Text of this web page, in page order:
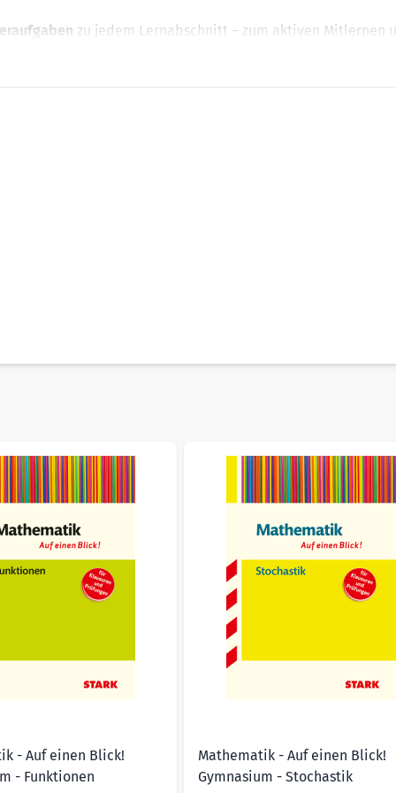
zu jedem Lernabschnitt – zum aktiven Mitlernen
so werden typische Vorgehensweisen leicht verständlich
ab Kaufdatum zwei Jahre lang zur Verfügung.
- Auf einen Blick!
- Funktionen
Mathematik - Auf einen Blick!
Gymnasium - Stochastik